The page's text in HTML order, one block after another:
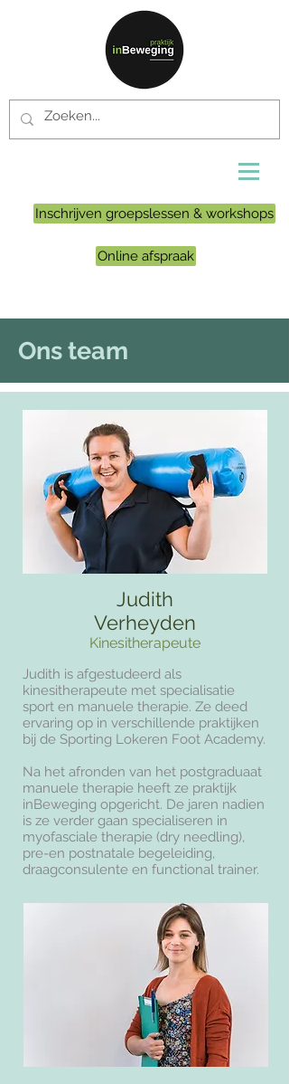
Inschrijven groepslessen & workshops
Online afspraak
Ons team
Judith
Verheyden
Kinesitherapeute
Judith is afgestudeerd als
kinesitherapeute met specialisatie
sport en manuele therapie. Ze deed
ervaring op in verschillende praktijken
bij de Sporting Lokeren Foot Academy.
Na het afronden van het postgraduaat
manuele therapie heeft ze praktijk
inBeweging opgericht. De jaren nadien
is ze verder gaan specialiseren in
myofasciale therapie (dry needling),
pre-en postnatale begeleiding,
draagconsulente en functional trainer.